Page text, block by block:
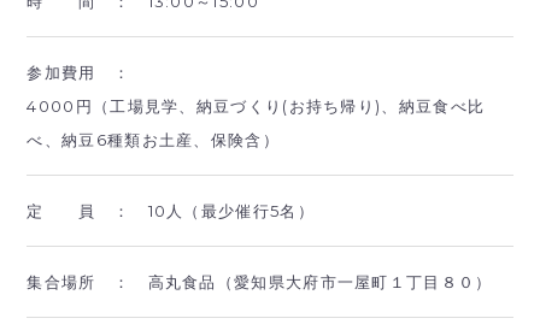
参加費用 ：
4000円（工場見学、納豆づくり(お持ち帰り)、納豆食べ比
べ、納豆6種類お土産、保険含）
定 員 ： 10人（最少催行5名）
集合場所 ： 高丸食品（愛知県大府市一屋町１丁目８０）